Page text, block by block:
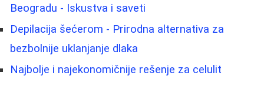
Beogradu - Iskustva i saveti
Depilacija šećerom - Prirodna alternativa za
bezbolnije uklanjanje dlaka
Najbolje i najekonomičnije rešenje za celulit